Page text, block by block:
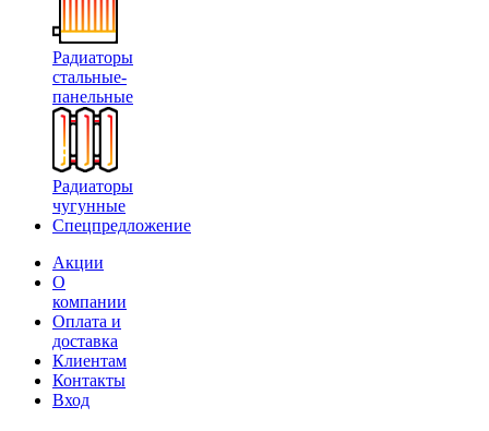
Радиаторы
стальные-
панельные
Радиаторы
чугунные
Спецпредложение
Акции
О
компании
Оплата и
доставка
Клиентам
Контакты
Вход